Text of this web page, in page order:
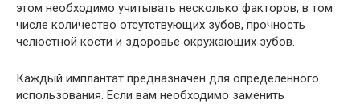
этом необходимо учитывать несколько факторов, в том
числе количество отсутствующих зубов, прочность
челюстной кости и здоровье окружающих зубов.
Каждый имплантат предназначен для определенного
использования. Если вам необходимо заменить